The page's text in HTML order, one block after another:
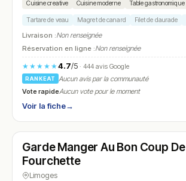
Cuisine creative Cuisine moderne Table gastronomique
Tartare de veau Magret de canard Filet de daurade
Livraison :Non renseignée
Réservation en ligne :Non renseignée
★★★★★4.7/5· 444 avis Google
RANKEAT
Aucun avis par la communauté
Vote rapideAucun vote pour le moment
Voir la fiche→
N° 15
Garde Manger Au Bon Coup De
Fourchette
Limoges